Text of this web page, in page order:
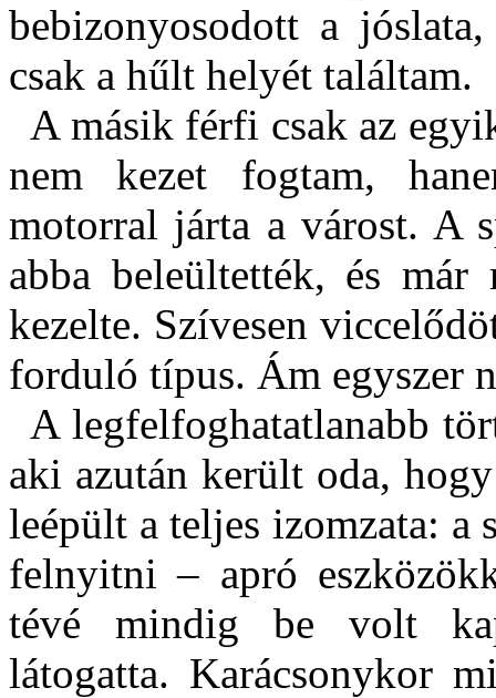
bebizonyosodott a
csak a hűlt helyét találtam.
A másik férfi csak az
nem kezet fogtam,
motorral járta a várost. A
abba beleültették, és
kezelte. Szívesen
forduló típus. Ám egyszer
A legfelfoghatatlanabb
aki azután került oda,
leépült a teljes izomzata: a
felnyitni – apró
tévé mindig be volt
látogatta. Karácsonykor